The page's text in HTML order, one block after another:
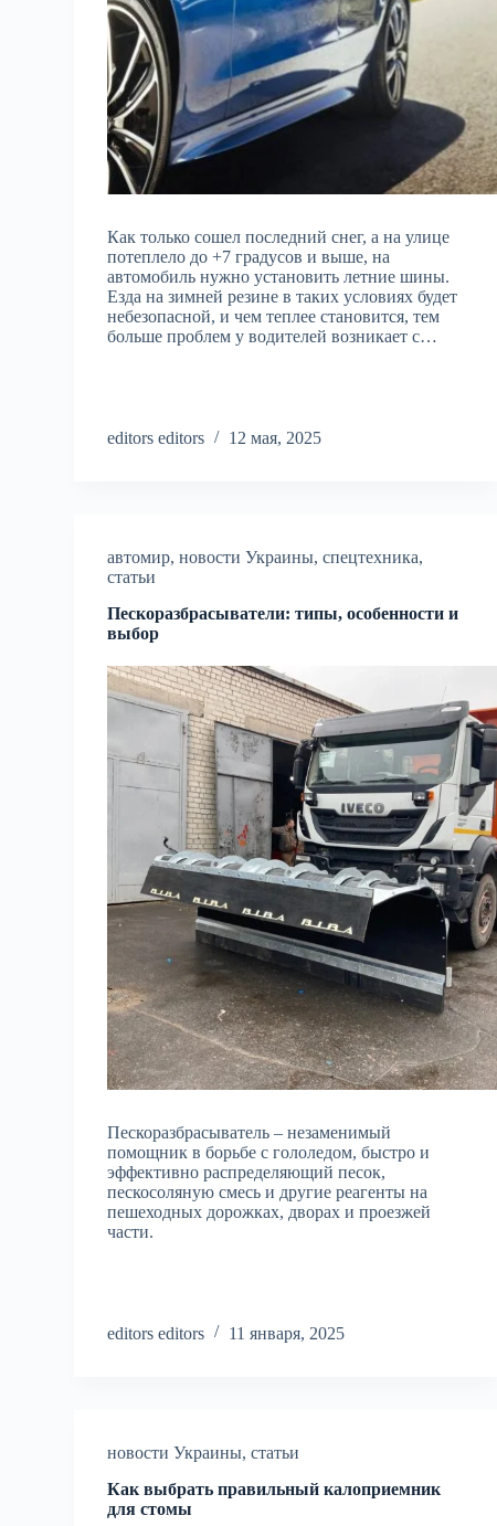
Как только сошел последний снег, а на улице
потеплело до +7 градусов и выше, на
автомобиль нужно установить летние шины.
Езда на зимней резине в таких условиях будет
небезопасной, и чем теплее становится, тем
больше проблем у водителей возникает с…
editors editors 12 мая, 2025
автомир,новости Украины,спецтехника,
статьи
Пескоразбрасыватели: типы, особенности и
выбор
Пескоразбрасыватель – незаменимый
помощник в борьбе с гололедом, быстро и
эффективно распределяющий песок,
пескосоляную смесь и другие реагенты на
пешеходных дорожках, дворах и проезжей
части.
editors editors 11 января, 2025
новости Украины,статьи
Как выбрать правильный калоприемник
для стомы